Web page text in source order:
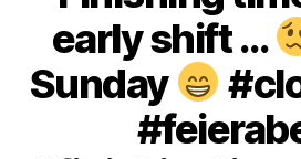
early shift …
Sunday